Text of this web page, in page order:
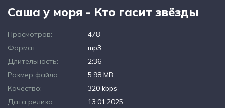
Саша у моря - Кто гасит звёзды
Просмотров:
478
Формат:
mp3
Длительность:
2:36
Размер файла:
5.98 MB
Качество:
320 kbps
Дата релиза:
13.01.2025